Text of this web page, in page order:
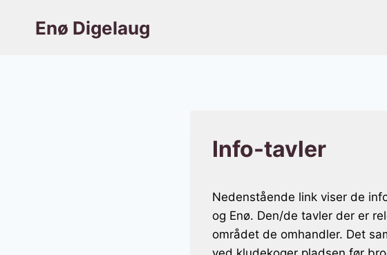
Enø Digelaug
Info-tavler
Nedenstående link viser de
og Enø. Den/de tavler der er
området de omhandler. Det